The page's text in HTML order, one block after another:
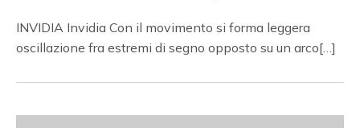
INVIDIA Invidia Con il movimento si forma leggera
oscillazione fra estremi di segno opposto su un arco[…]